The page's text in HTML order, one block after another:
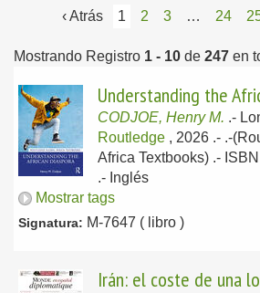
‹ Atrás 1 2 3 … 24
Mostrando Registro 1 - 10 de 247 en
Understanding the
CODJOE, Henry M. .-
Routledge , 2026 .- .-
Africa Textbooks) .-
.- Inglés
Mostrar tags
Signatura: M-7647 ( libro )
Irán: el coste de una